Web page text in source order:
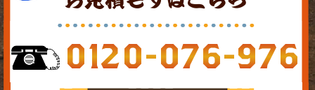
0120-076-976